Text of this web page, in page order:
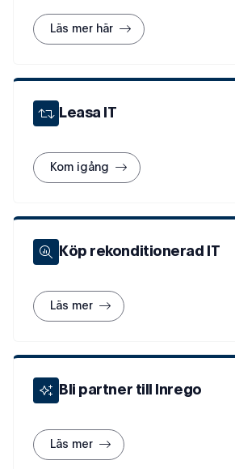
Läs mer här
Leasa IT
Kom igång
Köp rekonditionerad IT
Läs mer
Bli partner till Inrego
Läs mer